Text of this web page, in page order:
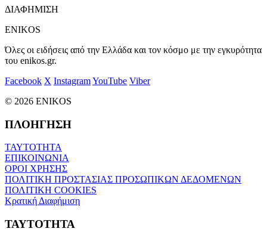
ΔΙΑΦΗΜΙΣΗ
ENIKOS
Όλες οι ειδήσεις από την Ελλάδα και τον κόσμο με την εγκυρότητα
του enikos.gr.
Facebook X InstagramYouTube Viber
© 2026 ENIKOS
ΠΛΟΗΓΗΣΗ
ΤΑΥΤΟΤΗΤΑ
ΕΠΙΚΟΙΝΩΝΙΑ
ΟΡΟΙ ΧΡΗΣΗΣ
ΠΟΛΙΤΙΚΗ ΠΡΟΣΤΑΣΙΑΣ ΠΡΟΣΩΠΙΚΩΝ ΔΕΔΟΜΕΝΩΝ
ΠΟΛΙΤΙΚΗ COOKIES
Κρατική Διαφήμιση
ΤΑΥΤΟΤΗΤΑ